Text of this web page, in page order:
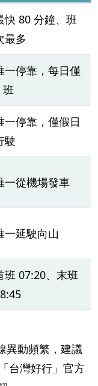
快 80 分鐘、班
最多
一停靠，每日僅
班
一停靠，僅假日
駛
一從機場發車
一延駛向山
班 07:20、末班
異動頻繁，建議
台灣好行」官方